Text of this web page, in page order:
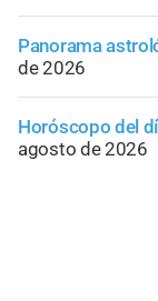
Panorama
de 2026
Horóscopo del
agosto de 2026